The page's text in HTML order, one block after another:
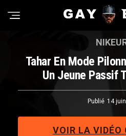
Tahar En Mode
Un Jeune Passif
Publié 14
VOIR LA VIDÉO